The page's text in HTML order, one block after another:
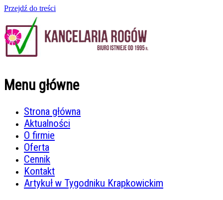
Przejdź do treści
Menu główne
Strona główna
Aktualności
O firmie
Oferta
Cennik
Kontakt
Artykuł w Tygodniku Krapkowickim